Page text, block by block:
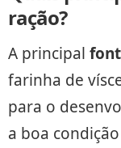
ração?
A principal
farinha de
para o
a boa